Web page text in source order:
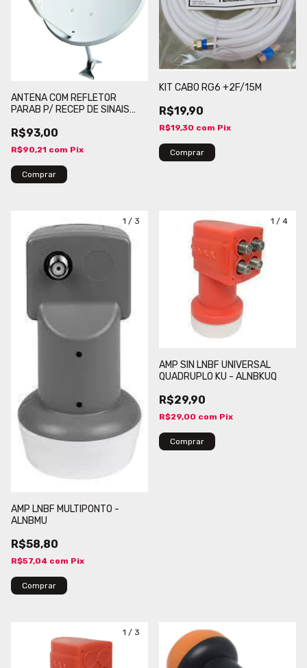
ANTENA COM REFLETOR
PARAB P/ RECEP DE SINAIS
SOA107-060E, SAT, RX,
OFFSET, BD KU, 0.60,LP
R$93,00
R$90,21 com Pix
KIT CABO RG6 +2F/15M
R$19,90
R$19,30 com Pix
1 / 3
AMP LNBF MULTIPONTO -
ALNBMU
R$58,80
R$57,04 com Pix
1 / 4
AMP SIN LNBF UNIVERSAL
QUADRUPLO KU - ALNBKUQ
R$29,90
R$29,00 com Pix
1 / 3